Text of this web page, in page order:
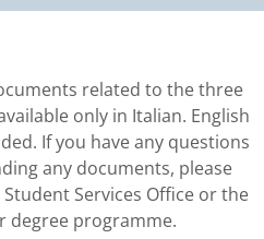
related to the three
only in Italian. English
If you have any questions
any documents, please
Services Office or the
degree programme.